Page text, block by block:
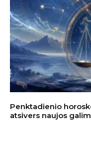
Penktadienio
atsivers naujos